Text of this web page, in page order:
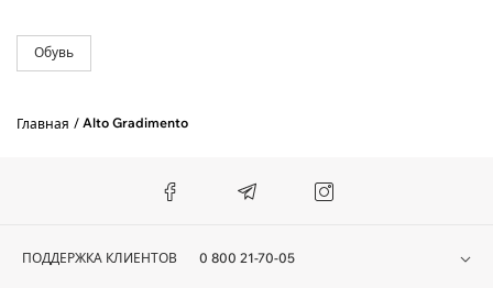
Обувь
Главная Alto Gradimento
ПОДДЕРЖКА КЛИЕНТОВ 0 800 21-70-05